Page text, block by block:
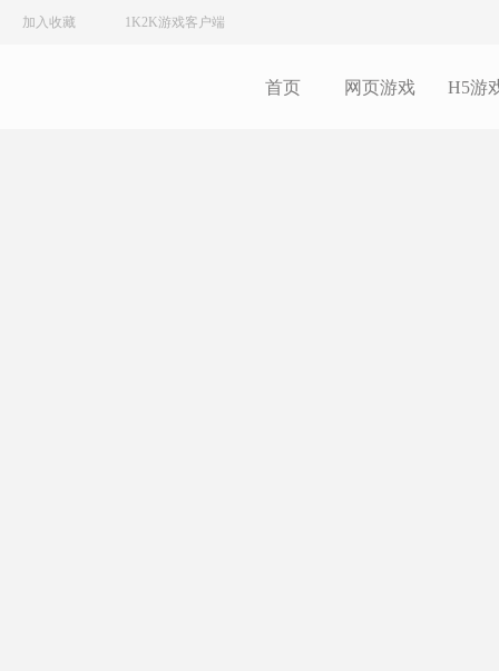
加入收藏 1K2K游戏客户端
首页 网页游戏 H5游